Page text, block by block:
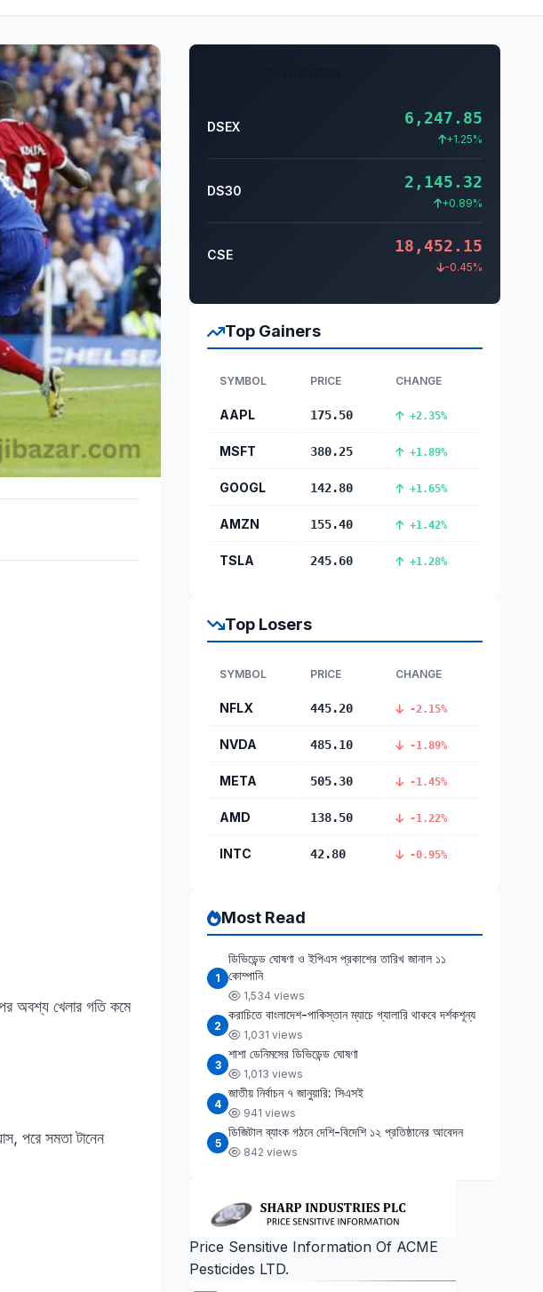
অবশ্য খেলার গতি কমে
পরে সমতা টানেন
DSEX 6,247.85
+1.25%
DS30 2,145.32
+0.89%
CSE 18,452.15
-0.45%
Top Gainers
SYMBOL PRICE CHANGE
AAPL 175.50 +2.35%
MSFT 380.25 +1.89%
GOOGL 142.80 +1.65%
AMZN 155.40 +1.42%
TSLA 245.60 +1.28%
Top Losers
SYMBOL PRICE CHANGE
NFLX 445.20 -2.15%
NVDA 485.10 -1.89%
META 505.30 -1.45%
AMD 138.50 -1.22%
INTC 42.80 -0.95%
Most Read
1
ডিভিডেন্ড ঘোষণা ও ইপিএস প্রকাশের তারিখ জানাল ১১
কোম্পানি
1,534 views
2
করাচিতে বাংলাদেশ-পাকিস্তান ম্যাচে গ্যালারি থাকবে দর্শকশূন্য
1,031 views
3
শাশা ডেনিমসের ডিভিডেন্ড ঘোষণা
1,013 views
4
জাতীয় নির্বাচন ৭ জানুয়ারি: সিএসই
941 views
5
ডিজিটাল ব্যাংক গঠনে দেশি-বিদেশি ১২ প্রতিষ্ঠানের আবেদন
842 views
Price Sensitive Information Of ACME
Pesticides LTD.